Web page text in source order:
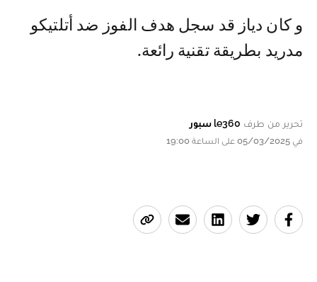
و كان دياز قد سجل هدف الفوز ضد أتلتيكو
مدريد بطريقة تقنية رائعة.
تحرير من طرف le360 سبور
في 05/03/2025 على الساعة 19:00